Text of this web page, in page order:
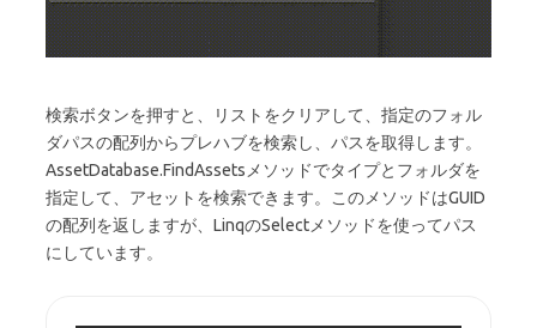
検索ボタンを押すと、リストをクリアして、指定のフォル
ダパスの配列からプレハブを検索し、パスを取得します。
AssetDatabase.FindAssetsメソッドでタイプとフォルダを
指定して、アセットを検索できます。このメソッドはGUID
の配列を返しますが、LinqのSelectメソッドを使ってパス
にしています。